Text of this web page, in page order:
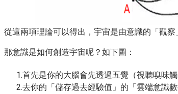
從這兩項理論可以得出，宇宙是由意識的「觀察
那意識是如何創造宇宙呢？如下圖：
首先是你的大腦會先透過五覺（視聽嗅味
去你的「儲存過去經驗值」的 「雲端意識數